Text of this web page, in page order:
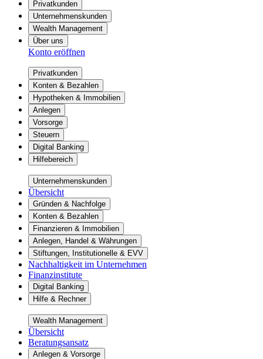
Privatkunden
Unternehmenskunden
Wealth Management
Über uns
Konto eröffnen
Privatkunden
Konten & Bezahlen
Hypotheken & Immobilien
Anlegen
Vorsorge
Steuern
Digital Banking
Hilfebereich
Unternehmenskunden
Übersicht
Gründen & Nachfolge
Konten & Bezahlen
Finanzieren & Immobilien
Anlegen, Handel & Währungen
Stiftungen, Institutionelle & EVV
Nachhaltigkeit im Unternehmen
Finanzinstitute
Digital Banking
Hilfe & Rechner
Wealth Management
Übersicht
Beratungsansatz
Anlegen & Vorsorge